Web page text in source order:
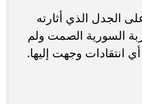
الجدل الذي أثارته
السورية الصمت ولم
انتقادات وجهت إليها.